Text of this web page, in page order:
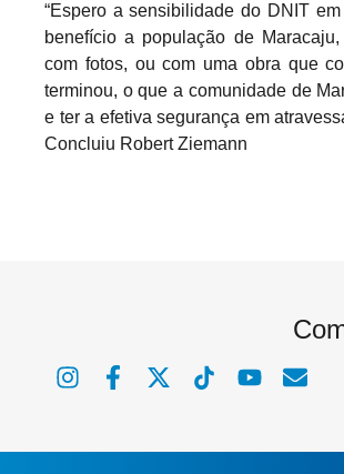
“Espero a sensibilidade do DNIT
benefício a população de
com fotos, ou com uma obra que
terminou, o que a comunidade de
e ter a efetiva segurança em
Concluiu Robert Ziemann